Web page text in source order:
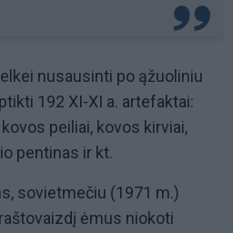
nusausinti po ąžuoliniu
192 XI-XI a. artefaktai:
peiliai, kovos kirviai,
pentinas ir kt.
sovietmečiu (1971 m.)
ėmus niokoti